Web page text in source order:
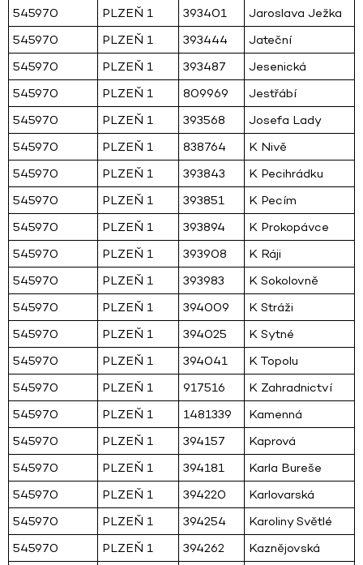
545970
PLZEŇ 1 393401
Jaroslava Ježka
545970
PLZEŇ 1 393444
Jateční
545970
PLZEŇ 1 393487
Jesenická
545970
PLZEŇ 1 809969
Jestřábí
545970
PLZEŇ 1 393568
Josefa Lady
545970
PLZEŇ 1 838764
K Nivě
545970
PLZEŇ 1 393843
K Pecihrádku
545970
PLZEŇ 1 393851
K Pecím
545970
PLZEŇ 1 393894
K Prokopávce
545970
PLZEŇ 1 393908
K Ráji
545970
PLZEŇ 1 393983
K Sokolovně
545970
PLZEŇ 1 394009
K Stráži
545970
PLZEŇ 1 394025
K Sytné
545970
PLZEŇ 1 394041
K Topolu
545970
PLZEŇ 1 917516
K Zahradnictví
545970
PLZEŇ 1 1481339
Kamenná
545970
PLZEŇ 1 394157
Kaprová
545970
PLZEŇ 1 394181
Karla Bureše
545970
PLZEŇ 1 394220
Karlovarská
545970
PLZEŇ 1 394254
Karoliny Světlé
545970
PLZEŇ 1 394262
Kaznějovská